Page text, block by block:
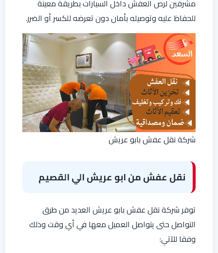
مشرفين لرص العفش داخل السيارات بطريقة معينة
للحفاظ عليه وتوصيله بأمان دون تعرضه للكسر أو الضرر.
شركة نقل عفش بابو عريش
نقل عفش من ابو عريش الي القصيم
توفر شركة نقل عفش بابو عريش العديد من طرق
التواصل حتى يتواصل العميل معها في أي وقت وذلك
وفقا للآتي: